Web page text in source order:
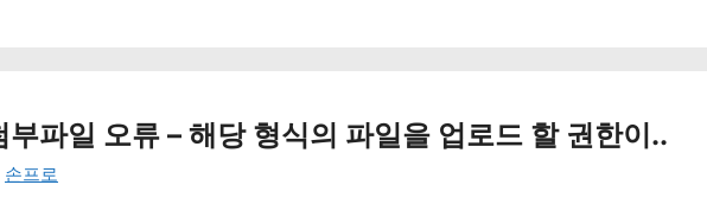
부파일 오류 – 해당 형식의 파일을 업로드 할 권한이..
손프로